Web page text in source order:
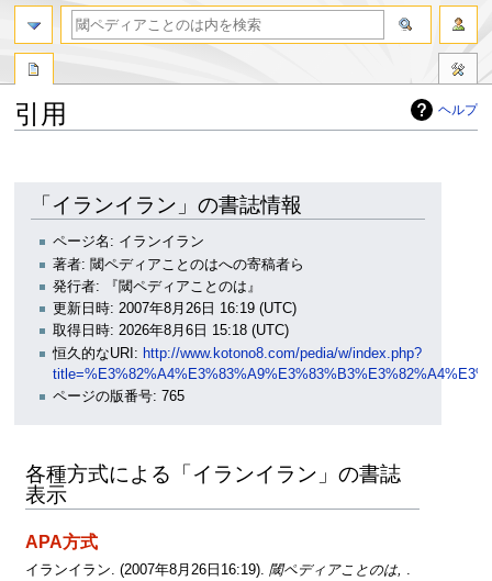
ヘルプ
引用
「イランイラン」の書誌情報
ページ名: イランイラン
著者: 閾ペディアことのはへの寄稿者ら
発行者: 『閾ペディアことのは』
更新日時: 2007年8月26日 16:19 (UTC)
取得日時: 2026年8月6日 15:18 (UTC)
恒久的なURI: http://www.kotono8.com/pedia/w/index.php?
ページの版番号: 765
各種方式による「イランイラン」の書誌
表示
APA方式
イランイラン. (2007年8月26日16:19). 閾ペディアことのは, .